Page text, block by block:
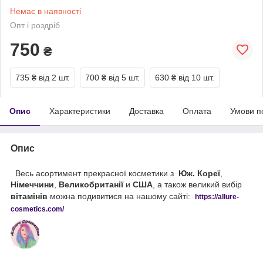
Немає в наявності
Опт і роздріб
750 ₴
735 ₴ від 2 шт. 700 ₴ від 5 шт. 630 ₴ від 10 шт.
Опис Характеристики Доставка Оплата Умови
Опис
Весь асортимент прекрасної косметики з Юж. Кореї,
Німеччини
Великобританіїи США , а також великий вибір
вітамінів можна подивитися на нашому сайті: https://allure-
cosmetics.com/